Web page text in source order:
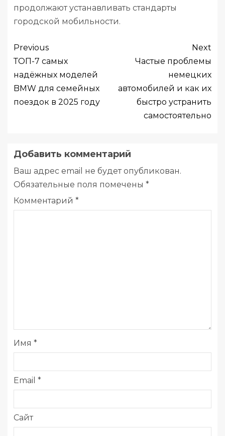
продолжают устанавливать стандарты
городской мобильности.
Previous
ТОП-7 самых
надёжных моделей
BMW для семейных
поездок в 2025 году
Next
Частые проблемы
немецких
автомобилей и как их
быстро устранить
самостоятельно
Добавить комментарий
Ваш адрес email не будет опубликован.
Обязательные поля помечены *
Комментарий *
Имя *
Email *
Сайт